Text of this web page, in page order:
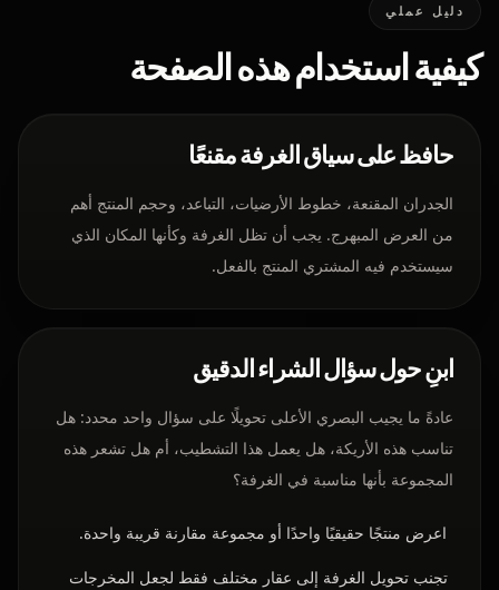
دليل عملي
كيفية استخدام هذه الصفحة
حافظ على سياق الغرفة مقنعًا
الجدران المقنعة، خطوط الأرضيات، التباعد، وحجم المنتج أهم
من العرض المبهرج. يجب أن تظل الغرفة وكأنها المكان الذي
سيستخدم فيه المشتري المنتج بالفعل.
ابنِ حول سؤال الشراء الدقيق
عادةً ما يجيب البصري الأعلى تحويلًا على سؤال واحد محدد: هل
تناسب هذه الأريكة، هل يعمل هذا التشطيب، أم هل تشعر هذه
المجموعة بأنها مناسبة في الغرفة؟
اعرض منتجًا حقيقيًا واحدًا أو مجموعة مقارنة قريبة واحدة.
تجنب تحويل الغرفة إلى عقار مختلف فقط لجعل المخرجات